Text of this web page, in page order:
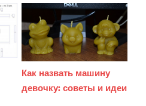
Как назвать машину
девочку: советы и идеи